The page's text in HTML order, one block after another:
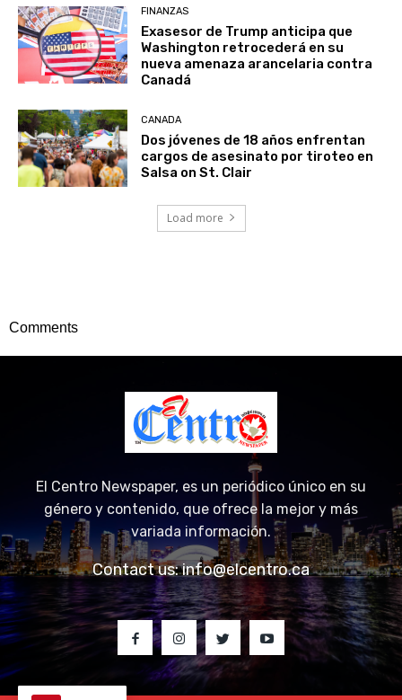
FINANZAS
Exasesor de Trump anticipa que
Washington retrocederá en su
nueva amenaza arancelaria contra
Canadá
CANADA
Dos jóvenes de 18 años enfrentan
cargos de asesinato por tiroteo en
Salsa on St. Clair
Load more
Comments
El Centro Newspaper, es un periódico único en su
género y contenido, que ofrece la mejor y más
variada información.
Contact us:info@elcentro.ca